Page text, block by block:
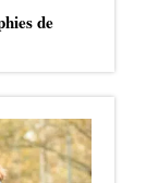
de